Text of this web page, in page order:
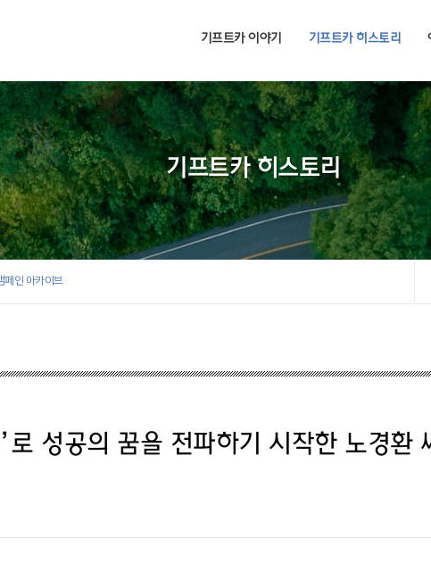
기프트카 이야기 기프트카 히스토리
기프트카 히스토리
페인 아카이브
로 성공의 꿈을 전파하기 시작한 노경환